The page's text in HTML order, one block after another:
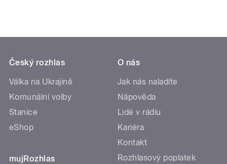
Český rozhlas
Válka na Ukrajině
Komunální volby
Stanice
eShop
mujRozhlas
O nás
Jak nás naladíte
Nápověda
Lidé v rádiu
Kariéra
Kontakt
Rozhlasový poplatek